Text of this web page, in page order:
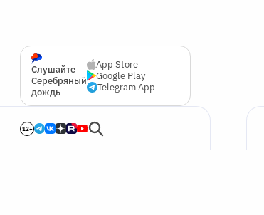
Слушайте
Серебряный
дождь
App Store
Google Play
Telegram App
12+